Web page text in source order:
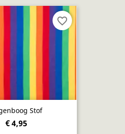
Stof
€ 4,95
favorite_border